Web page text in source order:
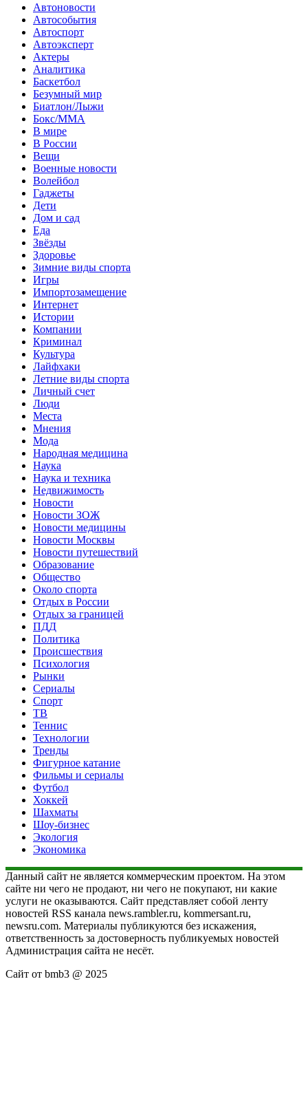
Автоновости
Автособытия
Автоспорт
Автоэксперт
Актеры
Аналитика
Баскетбол
Безумный мир
Биатлон/Лыжи
Бокс/MMA
В мире
В России
Вещи
Военные новости
Волейбол
Гаджеты
Дети
Дом и сад
Еда
Звёзды
Здоровье
Зимние виды спорта
Игры
Импортозамещение
Интернет
Истории
Компании
Криминал
Культура
Лайфхаки
Летние виды спорта
Личный счет
Люди
Места
Мнения
Мода
Народная медицина
Наука
Наука и техника
Недвижимость
Новости
Новости ЗОЖ
Новости медицины
Новости Москвы
Новости путешествий
Образование
Общество
Около спорта
Отдых в России
Отдых за границей
ПДД
Политика
Происшествия
Психология
Рынки
Сериалы
Спорт
ТВ
Теннис
Технологии
Тренды
Фигурное катание
Фильмы и сериалы
Футбол
Хоккей
Шахматы
Шоу-бизнес
Экология
Экономика
Данный сайт не является коммерческим проектом. На этом
сайте ни чего не продают, ни чего не покупают, ни какие
услуги не оказываются. Сайт представляет собой ленту
новостей RSS канала news.rambler.ru, kommersant.ru,
newsru.com. Материалы публикуются без искажения,
ответственность за достоверность публикуемых новостей
Администрация сайта не несёт.
Сайт от bmb3 @ 2025